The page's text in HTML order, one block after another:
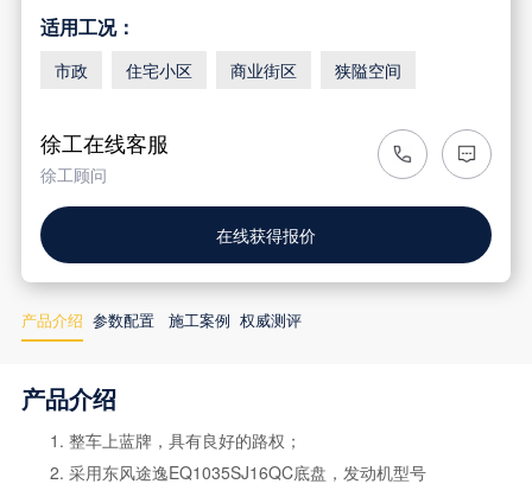
适用工况：
市政 住宅小区 商业街区 狭隘空间
徐工在线客服
徐工顾问
在线获得报价
产品介绍 参数配置 施工案例 权威测评
产品介绍
整车上蓝牌，具有良好的路权；
采用东风途逸EQ1035SJ16QC底盘，发动机型号